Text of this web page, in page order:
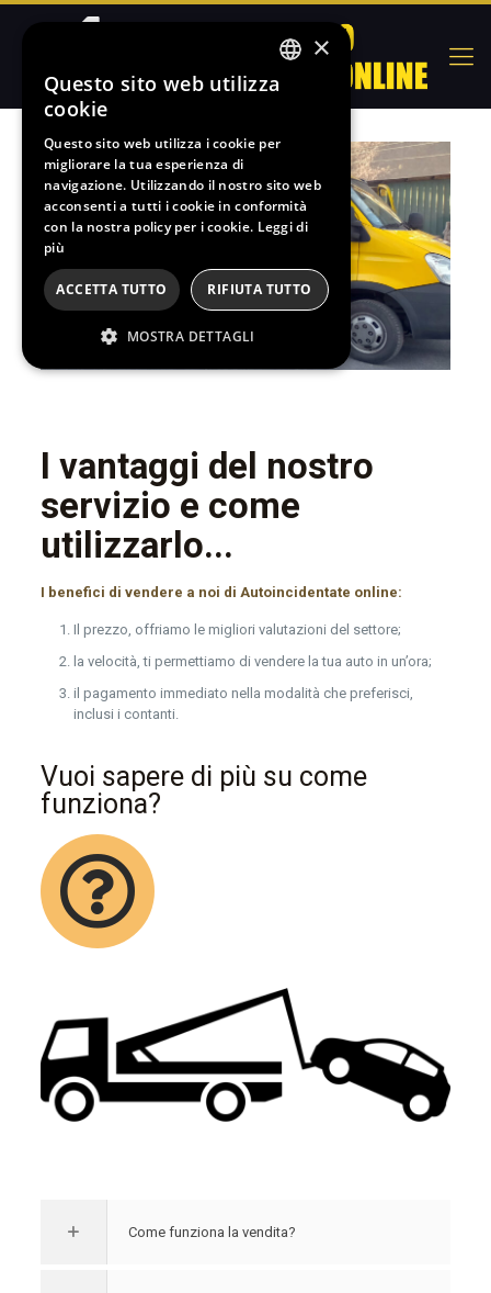
I vantaggi del nostro
servizio e come
utilizzarlo...
I benefici di vendere a noi di Autoincidentate online:
Il prezzo, offriamo le migliori valutazioni del settore;
la velocità, ti permettiamo di vendere la tua auto in un’ora;
il pagamento immediato nella modalità che preferisci,
inclusi i contanti.
Vuoi sapere di più su come
funziona?
Come funziona la vendita?
ENGLISH
×
Questo sito web utilizza
cookie
Questo sito web utilizza i cookie per
migliorare la tua esperienza di
navigazione. Utilizzando il nostro sito web
acconsenti a tutti i cookie in conformità
con la nostra policy per i cookie. Leggi di
più
ACCETTA TUTTO RIFIUTA TUTTO
MOSTRA DETTAGLI